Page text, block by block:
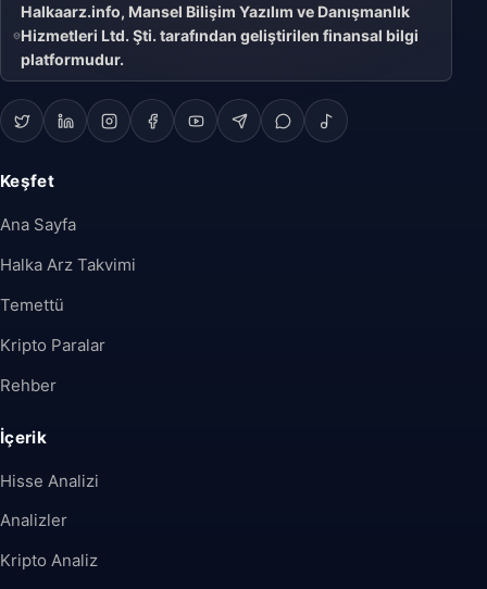
Halkaarz.info, Mansel Bilişim Yazılım ve Danışmanlık
Hizmetleri Ltd. Şti. tarafından geliştirilen finansal bilgi
platformudur.
Keşfet
Ana Sayfa
Halka Arz Takvimi
Temettü
Kripto Paralar
Rehber
İçerik
Hisse Analizi
Analizler
Kripto Analiz